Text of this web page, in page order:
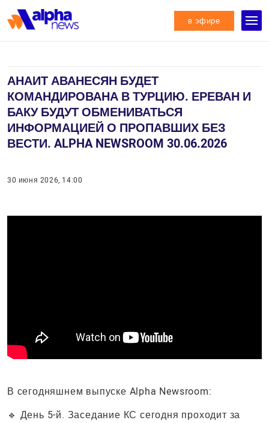
в эфире
АНАИТ АВАНЕСЯН БУДЕТ
КОМАНДИРОВАНА В ТУРЦИЮ. ЕРЕВАН И
БАКУ БУДУТ ОБМЕНИВАТЬСЯ
ИНФОРМАЦИЕЙ О ПРОПАВШИХ БЕЗ
ВЕСТИ. ALPHA NEWSROOM 30.06.2026
30 июня 2026, 14:00
В сегодняшнем выпуске Alpha Newsroom:
🔹 День 5-й. Заседание КС сегодня проходит за